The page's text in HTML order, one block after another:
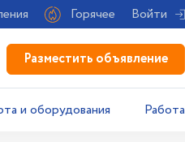
Горячее Войти
Разместить объявление
и оборудования Работа